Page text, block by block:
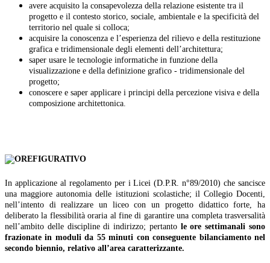
avere acquisito la consapevolezza della relazione esistente tra il
progetto e il contesto storico, sociale, ambientale e la specificità del
territorio nel quale si colloca;
acquisire la conoscenza e l’esperienza del rilievo e della restituzione
grafica e tridimensionale degli elementi dell’architettura;
saper usare le tecnologie informatiche in funzione della
visualizzazione e della definizione grafico - tridimensionale del
progetto;
conoscere e saper applicare i principi della percezione visiva e della
composizione architettonica.
In applicazione al regolamento per i Licei (D.P.R. n°89/2010) che sancisce
una maggiore autonomia delle istituzioni scolastiche; il Collegio Docenti,
nell’intento di realizzare un liceo con un progetto didattico forte, ha
deliberato la flessibilità oraria al fine di garantire una completa trasversalità
nell’ambito delle discipline di indirizzo; pertanto le ore settimanali sono
frazionate in moduli da 55 minuti con conseguente bilanciamento nel
secondo biennio, relativo all’area caratterizzante.